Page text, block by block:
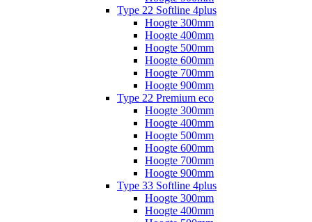
Type 22 Softline 4plus
Hoogte 300mm
Hoogte 400mm
Hoogte 500mm
Hoogte 600mm
Hoogte 700mm
Hoogte 900mm
Type 22 Premium eco
Hoogte 300mm
Hoogte 400mm
Hoogte 500mm
Hoogte 600mm
Hoogte 700mm
Hoogte 900mm
Type 33 Softline 4plus
Hoogte 300mm
Hoogte 400mm